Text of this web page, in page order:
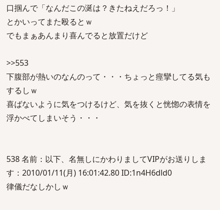
口掴んで「なんだこの涎は？きたねえだろっ！」
とかいってまた殴るとｗ
でもまぁあんまり喜んでると放置だけど
>>553
下腹部が熱いのなんのって・・・ちょっと痙攣してる気も
するしｗ
喜ばないように気をつけるけど、気を抜くと恍惚の表情を
浮かべてしまいそう・・・
538 名前：以下、名無しにかわりましてVIPがお送りしま
す：2010/01/11(月) 16:01:42.80 ID:1n4H6dld0
律儀だなしかしｗ